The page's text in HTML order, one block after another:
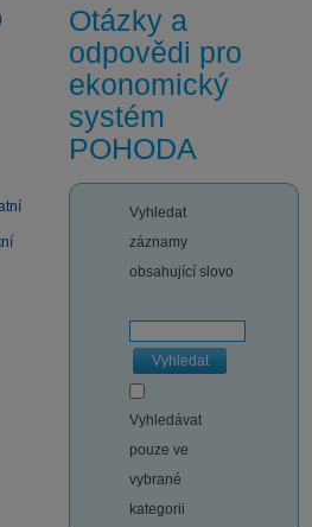
Otázky a
odpovědi pro
ekonomický
systém
POHODA
Vyhledat
záznamy
obsahující slovo
Vyhledat
Vyhledávat
pouze ve
vybrané
kategorii